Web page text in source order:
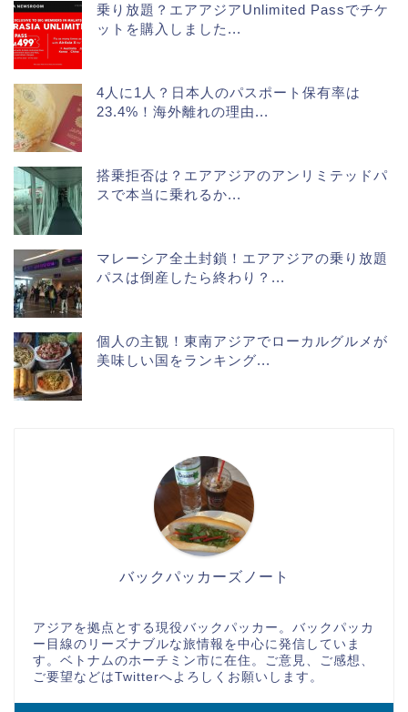
乗り放題？エアアジアUnlimited Passでチケ
ットを購入しました...
4人に1人？日本人のパスポート保有率は
23.4%！海外離れの理由...
搭乗拒否は？エアアジアのアンリミテッドパ
スで本当に乗れるか...
マレーシア全土封鎖！エアアジアの乗り放題
パスは倒産したら終わり？...
個人の主観！東南アジアでローカルグルメが
美味しい国をランキング...
バックパッカーズノート
アジアを拠点とする現役バックパッカー。バックパッカ
ー目線のリーズナブルな旅情報を中心に発信していま
す。ベトナムのホーチミン市に在住。ご意見、ご感想、
ご要望などはTwitterへよろしくお願いします。